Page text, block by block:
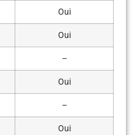
Oui
Oui
–
Oui
–
Oui